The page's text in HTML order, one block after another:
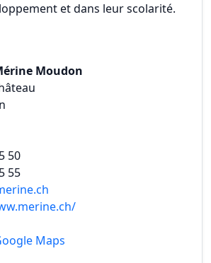
et dans leur scolarité.
Moudon
50
55
Maps